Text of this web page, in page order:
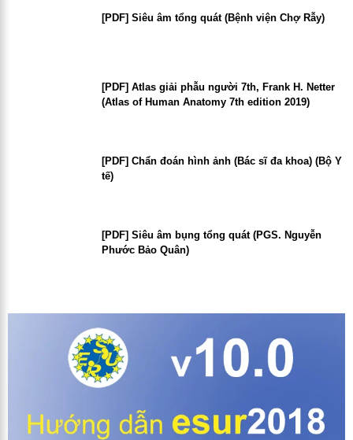
[PDF] Siêu âm tổng quát (Bệnh viện Chợ Rẫy)
[PDF] Atlas giải phẫu người 7th, Frank H. Netter
(Atlas of Human Anatomy 7th edition 2019)
[PDF] Chẩn đoán hình ảnh (Bác sĩ đa khoa) (Bộ Y
tế)
[PDF] Siêu âm bụng tổng quát (PGS. Nguyễn
Phước Bảo Quân)